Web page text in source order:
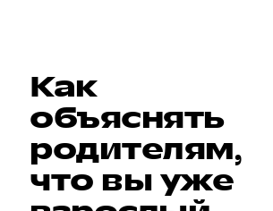
Как
объяснять
родителям,
что вы уже